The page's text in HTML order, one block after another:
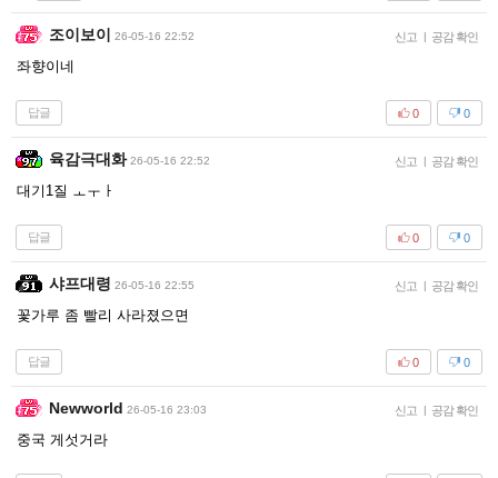
조이보이 26-05-16 22:52 신고 | 공감 확인
좌향이네
답글 0
0
육감극대화 26-05-16 22:52 신고 | 공감 확인
대기1질 ㅗㅜㅏ
답글 0
0
샤프대령 26-05-16 22:55 신고 | 공감 확인
꽃가루 좀 빨리 사라졌으면
답글 0
0
Newworld 26-05-16 23:03 신고 | 공감 확인
중국 게섯거라